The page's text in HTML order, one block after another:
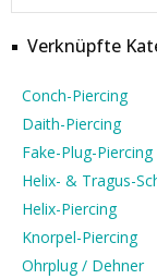
Verknüpfte
Conch-Piercing
Daith-Piercing
Fake-Plug-Piercing
Helix- & Tragus-
Helix-Piercing
Knorpel-Piercing
Ohrplug / Dehner